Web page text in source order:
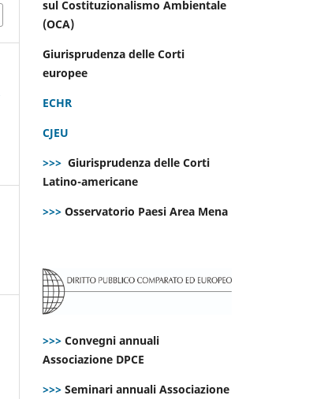
sul Costituzionalismo Ambientale
(OCA)
Giurisprudenza delle Corti
europee
ECHR
CJEU
>>> Giurisprudenza delle Corti
Latino-americane
>>> Osservatorio Paesi Area Mena
>>> Convegni annuali
Associazione DPCE
>>> Seminari annuali Associazione